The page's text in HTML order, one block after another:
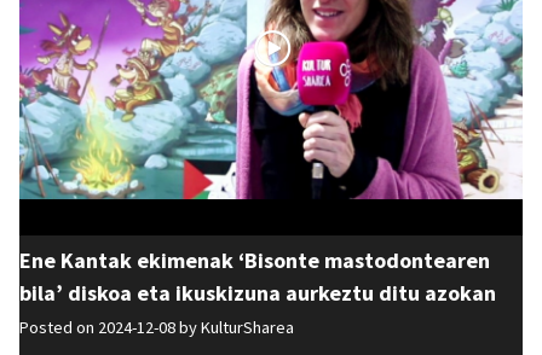
Ene Kantak ekimenak ‘Bisonte mastodontearen
bila’ diskoa eta ikuskizuna aurkeztu ditu azokan
Posted on 2024-12-08 byKulturSharea